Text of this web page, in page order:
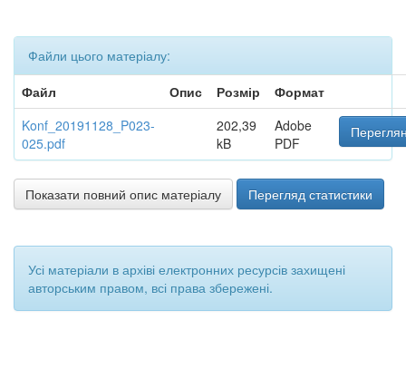
Файли цього матеріалу:
Файл
Опис Розмір
Формат
Konf_20191128_P023-
025.pdf
202,39
kB
Adobe
PDF
Показати повний опис матеріалу Перегляд статистики
Усі матеріали в архіві електронних ресурсів захищені
авторським правом, всі права збережені.